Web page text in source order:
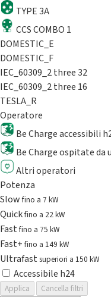
TYPE 3A
CCS COMBO 1
DOMESTIC_E
DOMESTIC_F
IEC_60309_2 three 32
IEC_60309_2 three 16
TESLA_R
Operatore
Be Charge accessibili
Be Charge ospitate
Altri operatori
Potenza
Slowfino a 7 kW
Quickfino a 22 kW
Fastfino a 75 kW
Fast+fino a 149 kW
Ultrafast superiori a 150 kW
Accessibile h24
Applica
Cancella filtri